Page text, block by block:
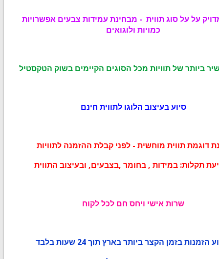
על על סוג תווית - מבחינת עמידות צבעים אפשרויות
כמויות ולוגואים
ביותר של תוויות מכל הסוגים הקיימים בשוק הטקסטיל
סיוע בעיצוב הלוגו לתווית חינם
דוגמת תווית מוחשית - לפני קבלת ההזמנה לתוויות
תקלות: במידות , בחומר ,בצבעים, ובעיצוב התווית
שרות אישי ויחס חם לכל לקוח
הזמנות בזמן הקצר ביותר בארץ תוך 24 שעות בלבד